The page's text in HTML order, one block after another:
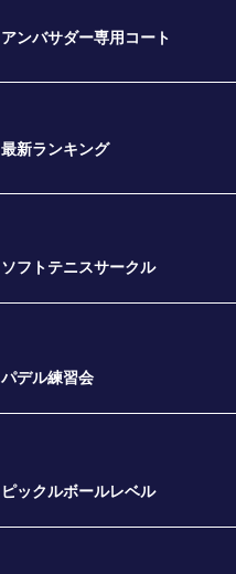
アンバサダー専用コート
最新ランキング
ソフトテニスサークル
パデル練習会
ピックルボールレベル